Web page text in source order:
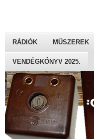
RÁDIÓK MŰSZEREK
VENDÉGKÖNYV 2025.